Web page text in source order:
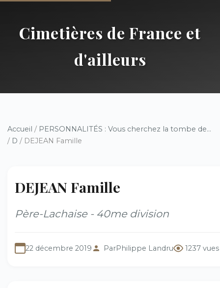
Cimetières de France et
d'ailleurs
Accueil / PERSONNALITÉS : Vous cherchez la tombe de...
/ D / DEJEAN Famille
DEJEAN Famille
Père-Lachaise - 40me division
22 décembre 2019 ParPhilippe Landru 1237 vues